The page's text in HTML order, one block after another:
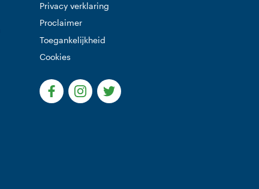
Privacy verklaring
Proclaimer
Toegankelijkheid
Cookies
(Deze link gaat naar een externe website)
(Deze link gaat naar een externe
(Deze link gaat naar een